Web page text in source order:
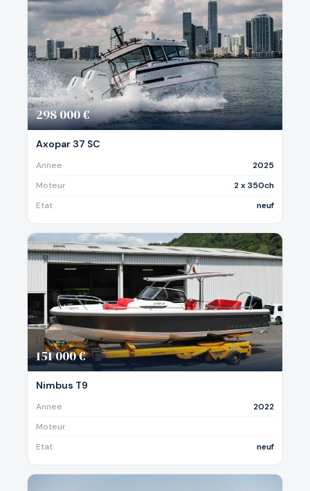
298 000 €
Axopar 37 SC
Annee
2025
Moteur
2 x 350ch
Etat
neuf
151 000 €
Nimbus T9
Annee
2022
Moteur
Etat
neuf